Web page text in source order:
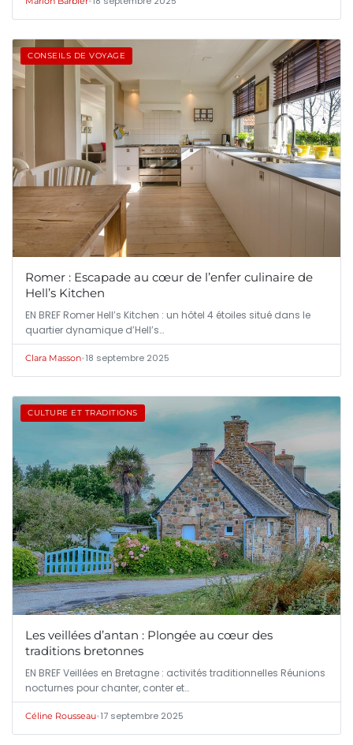
CONSEILS DE VOYAGE
Romer : Escapade au cœur de l’enfer culinaire de
Hell’s Kitchen
EN BREF Romer Hell’s Kitchen : un hôtel 4 étoiles situé dans le
quartier dynamique d’Hell’s…
Clara Masson•18 septembre 2025
CULTURE ET TRADITIONS
Les veillées d’antan : Plongée au cœur des
traditions bretonnes
EN BREF Veillées en Bretagne : activités traditionnelles Réunions
nocturnes pour chanter, conter et…
Céline Rousseau•17 septembre 2025